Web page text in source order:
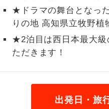
★ドラマの舞台となっ
りの地 高知県立牧野植
★2泊目は西日本最大級
ただきます！
出発日・旅
2名様催行
2名様
す。
おひとり様参
加限定
おひと